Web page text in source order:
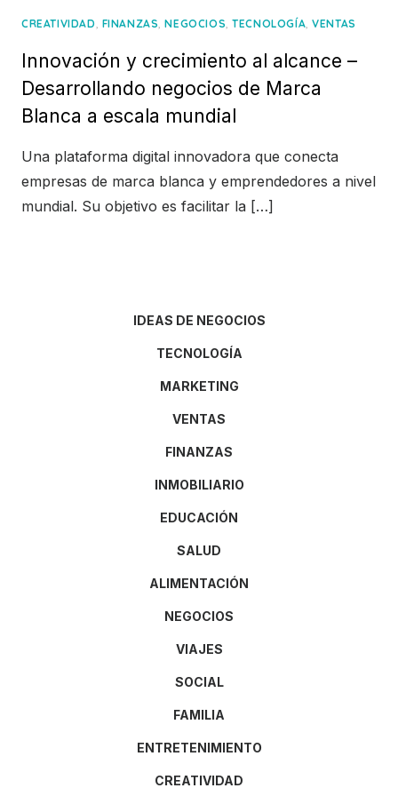
CREATIVIDAD, FINANZAS,NEGOCIOS,TECNOLOGÍA,VENTAS
Innovación y crecimiento al alcance –
Desarrollando negocios de Marca
Blanca a escala mundial
Una plataforma digital innovadora que conecta
empresas de marca blanca y emprendedores a nivel
mundial. Su objetivo es facilitar la […]
IDEAS DE NEGOCIOS
TECNOLOGÍA
MARKETING
VENTAS
FINANZAS
INMOBILIARIO
EDUCACIÓN
SALUD
ALIMENTACIÓN
NEGOCIOS
VIAJES
SOCIAL
FAMILIA
ENTRETENIMIENTO
CREATIVIDAD